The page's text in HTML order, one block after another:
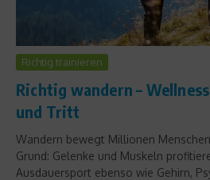
Richtig trainieren
Richtig wandern –
und Tritt
Wandern bewegt Millionen
Grund: Gelenke und Muskeln
Ausdauersport ebenso wie Gehirn,